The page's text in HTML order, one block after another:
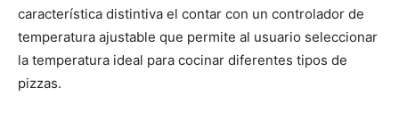
característica distintiva el contar con un controlador de
temperatura ajustable que permite al usuario seleccionar
la temperatura ideal para cocinar diferentes tipos de
pizzas.